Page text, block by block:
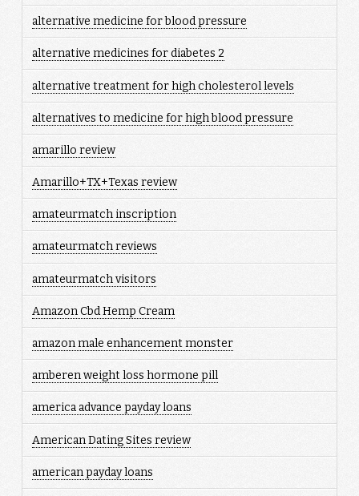
alternative medicine for blood pressure
alternative medicines for diabetes 2
alternative treatment for high cholesterol levels
alternatives to medicine for high blood pressure
amarillo review
Amarillo+TX+Texas review
amateurmatch inscription
amateurmatch reviews
amateurmatch visitors
Amazon Cbd Hemp Cream
amazon male enhancement monster
amberen weight loss hormone pill
america advance payday loans
American Dating Sites review
american payday loans